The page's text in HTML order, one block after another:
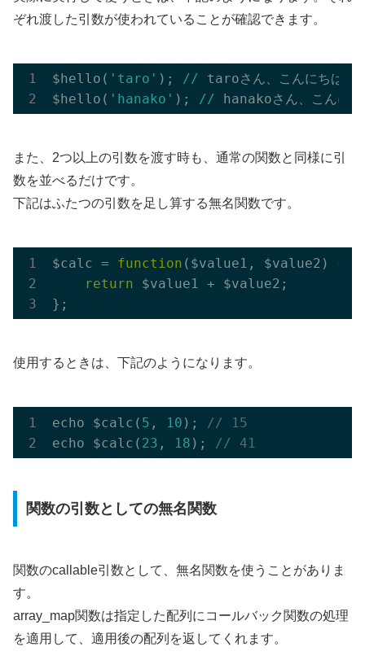
ぞれ渡した引数が使われていることが確認できます。
$hello( 'taro' ); //
taroさん、こんにちは！
$hello( 'hanako' ); //
また、2つ以上の引数を渡す時も、通常の関数と同様に引
数を並べるだけです。
下記はふたつの引数を足し算する無名関数です。
$calc = function ($value1, $value2)
{
return $value1 + $value2;
使用するときは、下記のようになります。
echo $calc( 5 , 10 );
// 15
echo $calc( 23 , 18 ); // 41
関数の引数としての無名関数
関数のcallable引数として、無名関数を使うことがありま
す。
array_map関数は指定した配列にコールバック関数の処理
を適用して、適用後の配列を返してくれます。